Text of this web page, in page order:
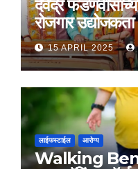
देवेंद्र
रोजगार
तीन सामंजस्य
15 APRIL 2025
लाईफस्टाईल आरोग्य
Walking